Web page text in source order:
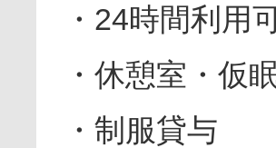
・24時間利用
・休憩室・仮
・制服貸与